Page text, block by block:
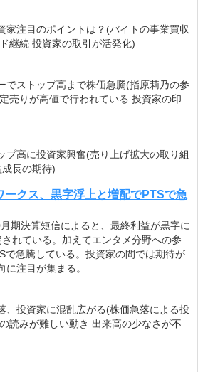
家注目のポイントは？(バイトの事業買収
継続 投資家の取引が活発化)
でストップ高まで株価急騰(指原莉乃の参
売りが高値で行われている 投資家の印
プ高に投資家興奮(売り上げ拡大の取り組
長の期待)
ークス、黒字浮上と増配でPTSで急
期決算短信によると、最終利益が黒字に
れている。加えてエンタメ分野への参
で急騰している。投資家の間では期待が
注目が集まる。
、投資家に混乱広がる(株価急落による投
読みが難しい動き 出来高の少なさが不